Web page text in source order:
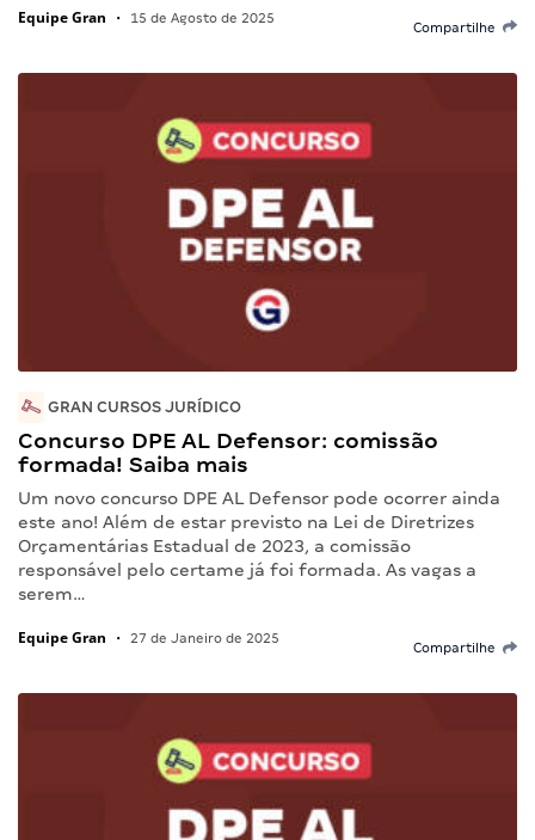
Equipe Gran • 15 de Agosto de 2025
Compartilhe
GRAN CURSOS JURÍDICO
Concurso DPE AL Defensor: comissão
formada! Saiba mais
Um novo concurso DPE AL Defensor pode ocorrer ainda
este ano! Além de estar previsto na Lei de Diretrizes
Orçamentárias Estadual de 2023, a comissão
responsável pelo certame já foi formada. As vagas a
serem…
Equipe Gran • 27 de Janeiro de 2025
Compartilhe